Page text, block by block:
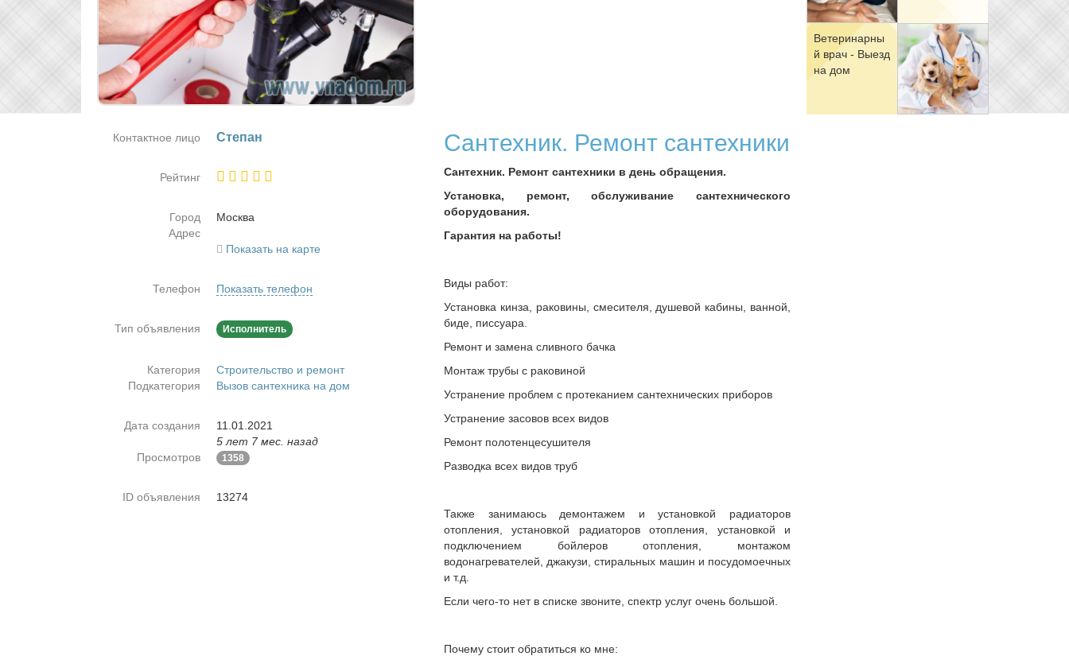
Ве­те­ри­нар­ны
й врач - Вы­езд
на дом
Сантехник. Ремонт сантехники
Сантехник. Ремонт сантехники в день обращения.
Установка, ремонт, обслуживание сантехнического
оборудования.
Гарантия на работы!
Виды работ:
Установка кинза, раковины, смесителя, душевой кабины, ванной,
биде, писсуара.
Ремонт и замена сливного бачка
Монтаж трубы с раковиной
Устранение проблем с протеканием сантехнических приборов
Устранение засовов всех видов
Ремонт полотенцесушителя
Разводка всех видов труб
Также занимаюсь демонтажем и установкой радиаторов
отопления, установкой радиаторов отопления, установкой и
подключением бойлеров отопления, монтажом
водонагревателей, джакузи, стиральных машин и посудомоечных
и т.д.
Если чего-то нет в списке звоните, спектр услуг очень большой.
Почему стоит обратиться ко мне:
Контактное лицо Сте­пан
Рейтинг
Город
Москва
Адрес
Показать на карте
Телефон Показать телефон
Тип объявления Исполнитель
Категория
Строительство и ремонт
Подкатегория
Вызов сантехника на дом
Дата создания
11.01.2021
5 лет 7 мес. назад
Просмотров
1358
ID объявления 13274